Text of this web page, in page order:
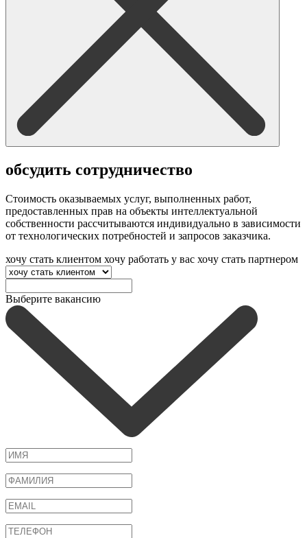
обсудить сотрудничество
Стоимость оказываемых услуг, выполненных работ,
предоставленных прав на объекты интеллектуальной
собственности рассчитываются индивидуально в зависимости
от технологических потребностей и запросов заказчика.
хочу стать клиентом хочу работать у вас хочу стать партнером
Выберите вакансию